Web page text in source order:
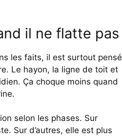
il ne flatte pas
les faits, il est surtout pensé
Le hayon, la ligne de toit et
Ça choque moins quand
selon les phases. Sur
Sur d’autres, elle est plus